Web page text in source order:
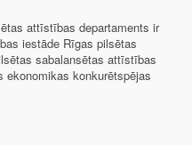
attīstības departaments ir
iestāde Rīgas pilsētas
sabalansētas attīstības
ekonomikas konkurētspējas